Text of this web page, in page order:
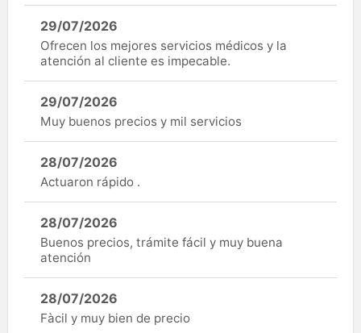
29/07/2026
Ofrecen los mejores servicios médicos y la
atención al cliente es impecable.
29/07/2026
Muy buenos precios y mil servicios
28/07/2026
Actuaron rápido .
28/07/2026
Buenos precios, trámite fácil y muy buena
atención
28/07/2026
Fàcil y muy bien de precio